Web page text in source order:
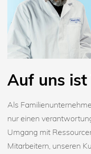
Auf uns ist
Als
nur einen
Umgang mit
Mitarbeitern, unseren